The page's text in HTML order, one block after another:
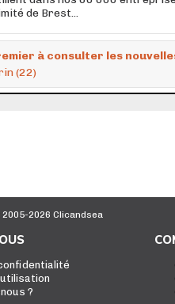
de Brest...
à consulter les
(22)
2026 Clicandsea
?